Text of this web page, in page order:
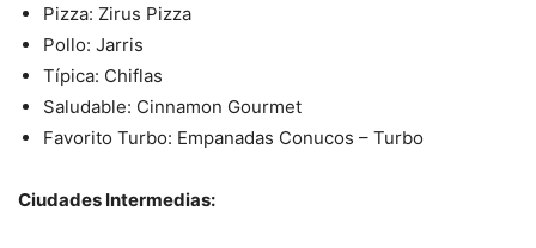
Pizza: Zirus Pizza
Pollo: Jarris
Típica: Chiflas
Saludable: Cinnamon Gourmet
Favorito Turbo: Empanadas Conucos – Turbo
Ciudades Intermedias: